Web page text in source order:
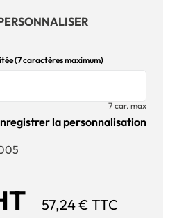
(7 caractères maximum)
7 car. max
la personnalisation
57,24 € TTC